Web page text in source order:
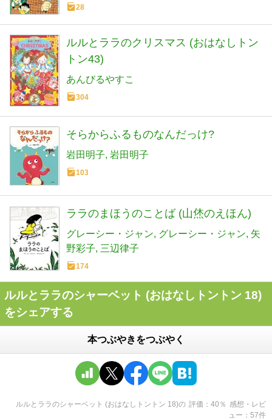
28
ルルとララのクリスマス (おはなしトン
トン43)
あんびるやすこ
304
そらからふるものなんだっけ?
岩田明子 岩田明子
103
ララのまほうのことば (山烋のえほん)
グレーシー・ジャン グレーシー・ジャン 矢
野彩子 三辺律子
174
ルルとララのシャーベット (おはなしトントン 18)
をシェアする
本つぶやきをつぶやく
ルルとララのシャーベット (おはなしトントン 18)の 評価 40 ％ 感想・レビ
ュー
57件